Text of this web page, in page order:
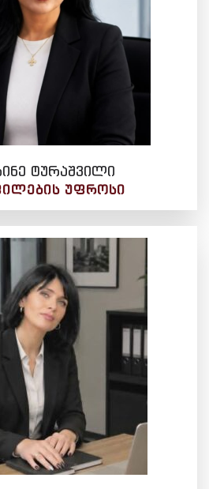
ტურაშვილი
ᲣᲤᲠᲝᲡᲘ